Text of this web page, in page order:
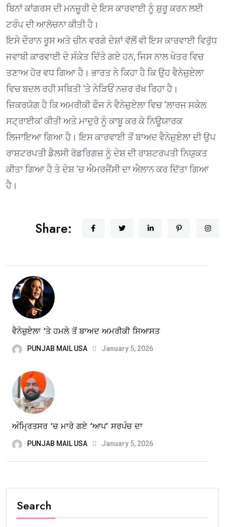
ਬਿਨਾਂ ਕਾਂਗਰਸ ਦੀ ਮਨਜ਼ੂਰੀ ਦੇ ਇਸ ਕਾਰਵਾਈ ਨੂੰ ਸ਼ੁਰੂ ਕਰਨ ਲਈ
ਟਰੰਪ ਦੀ ਆਲੋਚਨਾ ਕੀਤੀ ਹੈ।
ਇਸੇ ਦੌਰਾਨ ਰੂਸ ਅਤੇ ਚੀਨ ਵਰਗੇ ਦੇਸ਼ਾਂ ਵੱਲੋਂ ਵੀ ਇਸ ਕਾਰਵਾਈ ਵਿਰੁੱਧ
ਜਵਾਬੀ ਕਾਰਵਾਈ ਦੇ ਸੰਕੇਤ ਦਿੱਤੇ ਗਏ ਹਨ, ਜਿਸ ਨਾਲ ਖੇਤਰ ਵਿਚ
ਤਣਾਅ ਹੋਰ ਵਧ ਗਿਆ ਹੈ। ਭਾਰਤ ਨੇ ਕਿਹਾ ਹੈ ਕਿ ਉਹ ਵੈਨੇਜ਼ੁਏਲਾ
ਵਿਚ ਬਦਲ ਰਹੀ ਸਥਿਤੀ ‘ਤੇ ਨੇੜਿਓਂ ਨਜ਼ਰ ਰੱਖ ਰਿਹਾ ਹੈ।
ਜ਼ਿਕਰਯੋਗ ਹੈ ਕਿ ਅਮਰੀਕੀ ਫੌਜ ਨੇ ਵੈਨੇਜ਼ੁਏਲਾ ਵਿਚ ‘ਲਾਰਜ ਸਕੇਲ
ਸਟ੍ਰਾਈਕ’ ਕੀਤੀ ਅਤੇ ਮਾਦੁਰੋ ਨੂੰ ਕਾਬੂ ਕਰ ਕੇ ਨਿਊਯਾਰਕ
ਲਿਜਾਇਆ ਗਿਆ ਹੈ। ਇਸ ਕਾਰਵਾਈ ਤੋਂ ਬਾਅਦ ਵੈਨੇਜ਼ੁਏਲਾ ਦੀ ਉਪ
ਰਾਸ਼ਟਰਪਤੀ ਡੈਲਸੀ ਰੋਡਰਿਗਜ਼ ਨੂੰ ਦੇਸ਼ ਦੀ ਰਾਸ਼ਟਰਪਤੀ ਨਿਯੁਕਤ
ਕੀਤਾ ਗਿਆ ਹੈ ਤੇ ਦੇਸ਼ ‘ਚ ਐਮਰਜੈਂਸੀ ਦਾ ਐਲਾਨ ਕਰ ਦਿੱਤਾ ਗਿਆ
ਹੈ।
Share:
ਵੈਨੇਜ਼ੁਏਲਾ ‘ਤੇ ਹਮਲੇ ਤੋਂ ਬਾਅਦ ਅਮਰੀਕੀ ਸਿਆਸਤ
PUNJAB MAIL USA January 5, 2026
ਅੰਮ੍ਰਿਤਸਰ ‘ਚ ਮਾਰੇ ਗਏ ‘ਆਪ’ ਸਰਪੰਚ ਦਾ
PUNJAB MAIL USA January 5, 2026
Search